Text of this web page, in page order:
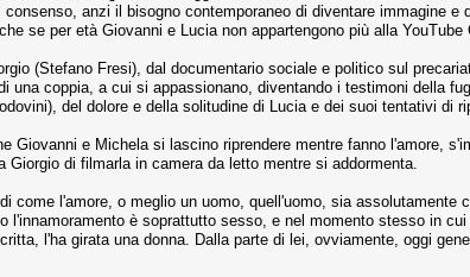
anzi il bisogno contemporaneo di diventare immagine e
se per età Giovanni e Lucia non appartengono più alla YouTube
(Stefano Fresi), dal documentario sociale e politico sul
coppia, a cui si appassionano, diventando i testimoni della
del dolore e della solitudine di Lucia e dei suoi tentativi di
Giovanni e Michela si lascino riprendere mentre fanno l'amore,
di filmarla in camera da letto mentre si addormenta.
come l'amore, o meglio un uomo, quell'uomo, sia assolutamente
l'innamoramento è soprattutto sesso, e nel momento stesso in
l'ha girata una donna. Dalla parte di lei, ovviamente, oggi